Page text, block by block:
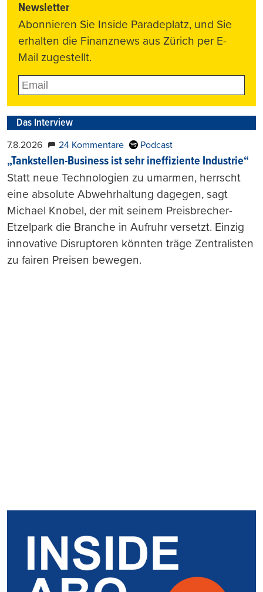
Newsletter
Abonnieren Sie Inside Paradeplatz, und Sie
erhalten die Finanznews aus Zürich per E-
Mail zugestellt.
Das Interview
7.8.2026 24 Kommentare Podcast
„Tankstellen-Business ist sehr ineffiziente Industrie“
Statt neue Technologien zu umarmen, herrscht
eine absolute Abwehrhaltung dagegen, sagt
Michael Knobel, der mit seinem Preisbrecher-
Etzelpark die Branche in Aufruhr versetzt. Einzig
innovative Disruptoren könnten träge Zentralisten
zu fairen Preisen bewegen.